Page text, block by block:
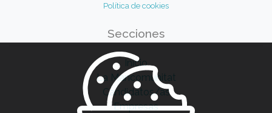
Política de cookies
Secciones
Inicio
La Mancomunitat
Candidatos/as
Empresas